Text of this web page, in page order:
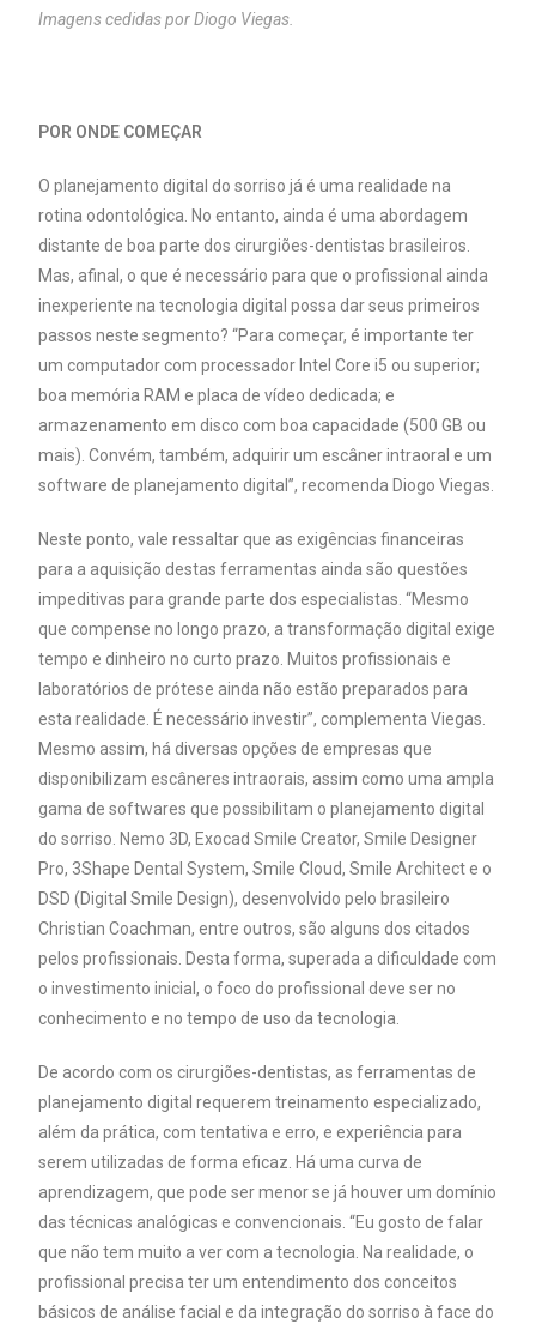
Imagens cedidas por Diogo Viegas.
POR ONDE COMEÇAR
O planejamento digital do sorriso já é uma realidade na
rotina odontológica. No entanto, ainda é uma abordagem
distante de boa parte dos cirurgiões-dentistas brasileiros.
Mas, afinal, o que é necessário para que o profissional ainda
inexperiente na tecnologia digital possa dar seus primeiros
passos neste segmento? “Para começar, é importante ter
um computador com processador Intel Core i5 ou superior;
boa memória RAM e placa de vídeo dedicada; e
armazenamento em disco com boa capacidade (500 GB ou
mais). Convém, também, adquirir um escâner intraoral e um
software de planejamento digital”, recomenda Diogo Viegas.
Neste ponto, vale ressaltar que as exigências financeiras
para a aquisição destas ferramentas ainda são questões
impeditivas para grande parte dos especialistas. “Mesmo
que compense no longo prazo, a transformação digital exige
tempo e dinheiro no curto prazo. Muitos profissionais e
laboratórios de prótese ainda não estão preparados para
esta realidade. É necessário investir”, complementa Viegas.
Mesmo assim, há diversas opções de empresas que
disponibilizam escâneres intraorais, assim como uma ampla
gama de softwares que possibilitam o planejamento digital
do sorriso. Nemo 3D, Exocad Smile Creator, Smile Designer
Pro, 3Shape Dental System, Smile Cloud, Smile Architect e o
DSD (Digital Smile Design), desenvolvido pelo brasileiro
Christian Coachman, entre outros, são alguns dos citados
pelos profissionais. Desta forma, superada a dificuldade com
o investimento inicial, o foco do profissional deve ser no
conhecimento e no tempo de uso da tecnologia.
De acordo com os cirurgiões-dentistas, as ferramentas de
planejamento digital requerem treinamento especializado,
além da prática, com tentativa e erro, e experiência para
serem utilizadas de forma eficaz. Há uma curva de
aprendizagem, que pode ser menor se já houver um domínio
das técnicas analógicas e convencionais. “Eu gosto de falar
que não tem muito a ver com a tecnologia. Na realidade, o
profissional precisa ter um entendimento dos conceitos
básicos de análise facial e da integração do sorriso à face do